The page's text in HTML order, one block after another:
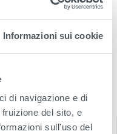
Informazioni sui cookie
di navigazione e di
del sito, e
sull'uso del
sul Lavoro.